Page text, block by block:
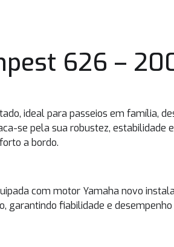
626 –
ideal para passeios em família,
se pela sua robustez,
a bordo.
com motor Yamaha novo
garantindo fiabilidade e